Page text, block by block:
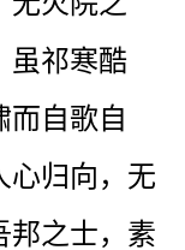
虽祁寒酷
自歌自
心归向，无
邦之士，素